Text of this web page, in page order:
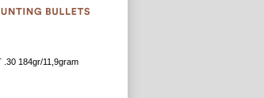
.30 184gr/11,9gram